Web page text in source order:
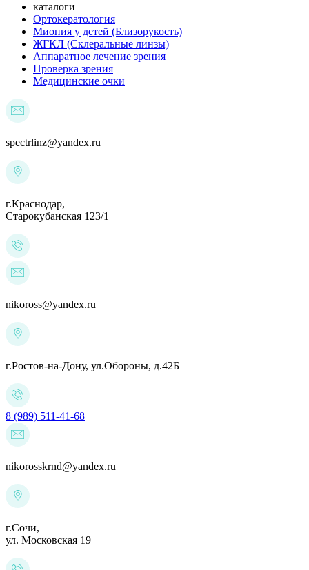
каталоги
Ортокератология
Миопия у детей (Близорукость)
ЖГКЛ (Склеральные линзы)
Аппаратное лечение зрения
Проверка зрения
Медицинские очки
spectrlinz@yandex.ru
г.Краснодар,
Старокубанская 123/1
nikoross@yandex.ru
г.Ростов-на-Дону, ул.Обороны, д.42Б
8 (989) 511-41-68
nikorosskrnd@yandex.ru
г.Сочи,
ул. Московская 19